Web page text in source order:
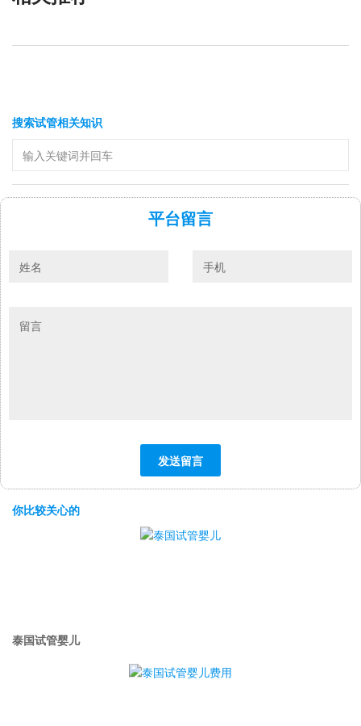
搜索试管相关知识
平台留言
你比较关心的
泰国试管婴儿